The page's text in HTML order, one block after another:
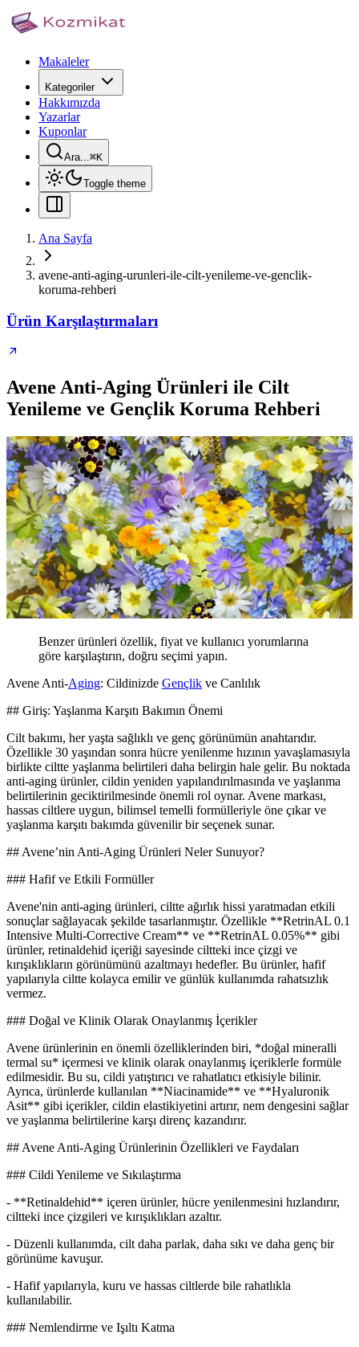
Makaleler
Kategoriler
Hakkımızda
Yazarlar
Kuponlar
Ara...⌘K
Toggle theme
Ana Sayfa
avene-anti-aging-urunleri-ile-cilt-yenileme-ve-genclik-
koruma-rehberi
Ürün Karşılaştırmaları
Avene Anti-Aging Ürünleri ile Cilt
Yenileme ve Gençlik Koruma Rehberi
Benzer ürünleri özellik, fiyat ve kullanıcı yorumlarına
göre karşılaştırın, doğru seçimi yapın.
Avene Anti-Aging: Cildinizde Gençlik ve Canlılık
## Giriş: Yaşlanma Karşıtı Bakımın Önemi
Cilt bakımı, her yaşta sağlıklı ve genç görünümün anahtarıdır.
Özellikle 30 yaşından sonra hücre yenilenme hızının yavaşlamasıyla
birlikte ciltte yaşlanma belirtileri daha belirgin hale gelir. Bu noktada
anti-aging ürünler, cildin yeniden yapılandırılmasında ve yaşlanma
belirtilerinin geciktirilmesinde önemli rol oynar. Avene markası,
hassas ciltlere uygun, bilimsel temelli formülleriyle öne çıkar ve
yaşlanma karşıtı bakımda güvenilir bir seçenek sunar.
## Avene’nin Anti-Aging Ürünleri Neler Sunuyor?
### Hafif ve Etkili Formüller
Avene'nin anti-aging ürünleri, ciltte ağırlık hissi yaratmadan etkili
sonuçlar sağlayacak şekilde tasarlanmıştır. Özellikle **RetrinAL 0.1
Intensive Multi-Corrective Cream** ve **RetrinAL 0.05%** gibi
ürünler, retinaldehid içeriği sayesinde ciltteki ince çizgi ve
kırışıklıkların görünümünü azaltmayı hedefler. Bu ürünler, hafif
yapılarıyla ciltte kolayca emilir ve günlük kullanımda rahatsızlık
vermez.
### Doğal ve Klinik Olarak Onaylanmış İçerikler
Avene ürünlerinin en önemli özelliklerinden biri, *doğal mineralli
termal su* içermesi ve klinik olarak onaylanmış içeriklerle formüle
edilmesidir. Bu su, cildi yatıştırıcı ve rahatlatıcı etkisiyle bilinir.
Ayrıca, ürünlerde kullanılan **Niacinamide** ve **Hyaluronik
Asit** gibi içerikler, cildin elastikiyetini artırır, nem dengesini sağlar
ve yaşlanma belirtilerine karşı direnç kazandırır.
## Avene Anti-Aging Ürünlerinin Özellikleri ve Faydaları
### Cildi Yenileme ve Sıkılaştırma
- **Retinaldehid** içeren ürünler, hücre yenilenmesini hızlandırır,
ciltteki ince çizgileri ve kırışıklıkları azaltır.
- Düzenli kullanımda, cilt daha parlak, daha sıkı ve daha genç bir
görünüme kavuşur.
- Hafif yapılarıyla, kuru ve hassas ciltlerde bile rahatlıkla
kullanılabilir.
### Nemlendirme ve Işıltı Katma